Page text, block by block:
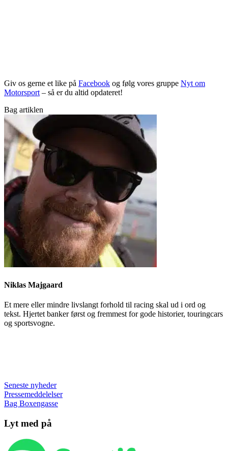
Giv os gerne et like på Facebook og følg vores gruppe Nyt om
Motorsport – så er du altid opdateret!
Bag artiklen
Niklas Majgaard
Et mere eller mindre livslangt forhold til racing skal ud i ord og
tekst. Hjertet banker først og fremmest for gode historier, touringcars
og sportsvogne.
Seneste nyheder
Pressemeddelelser
Bag Boxengasse
Lyt med på